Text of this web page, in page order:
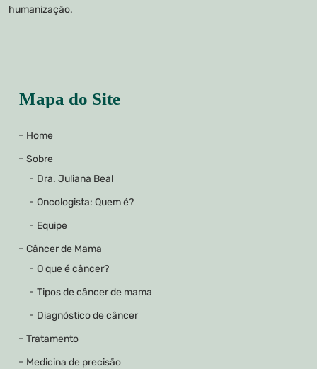
humanização.
Mapa do Site
Home
Sobre
Dra. Juliana Beal
Oncologista: Quem é?
Equipe
Câncer de Mama
O que é câncer?
Tipos de câncer de mama
Diagnóstico de câncer
Tratamento
Medicina de precisão